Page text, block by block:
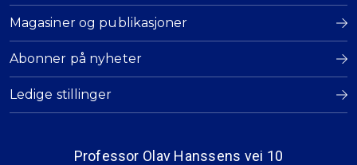
Magasiner og publikasjoner
Abonner på nyheter
Ledige stillinger
Professor Olav Hanssens vei 10